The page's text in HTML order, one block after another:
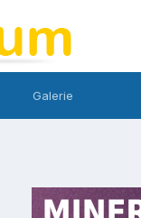
Galerie